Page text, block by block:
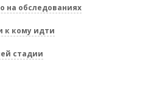
на обследованиях
к кому идти
стадии